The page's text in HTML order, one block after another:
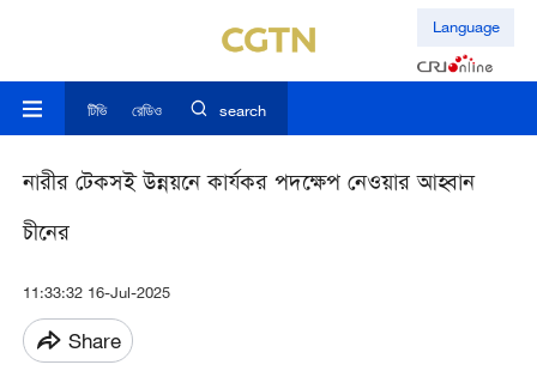
Language
টিভি রেডিও search
নারীর টেকসই উন্নয়নে কার্যকর পদক্ষেপ নেওয়ার আহ্বান
চীনের
11:33:32 16-Jul-2025
Share